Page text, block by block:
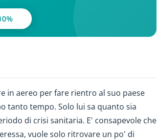
in aereo per fare rientro al suo paese
tanto tempo. Solo lui sa quanto sia
di crisi sanitaria. E' consapevole che
vuole solo ritrovare un po' di